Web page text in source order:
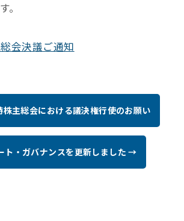
。
会決議ご通知
主総会における議決権行使のお願い
ト・ガバナンスを更新しました →